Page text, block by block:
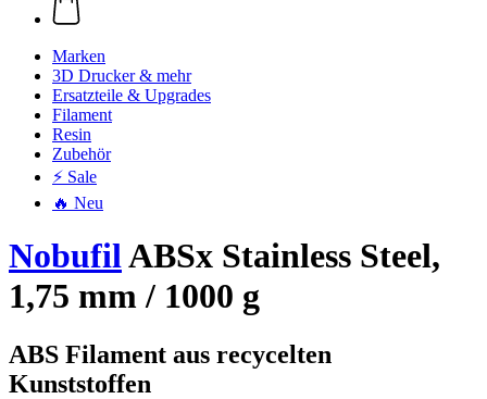
Marken
3D Drucker & mehr
Ersatzteile & Upgrades
Filament
Resin
Zubehör
⚡ Sale
🔥 Neu
NobufilABSx Stainless Steel,
1,75 mm / 1000 g
ABS Filament aus recycelten
Kunststoffen